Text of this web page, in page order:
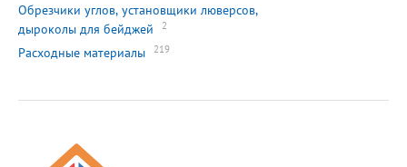
Обрезчики углов, установщики люверсов,
дыроколы для бейджей
2
Расходные материалы 219